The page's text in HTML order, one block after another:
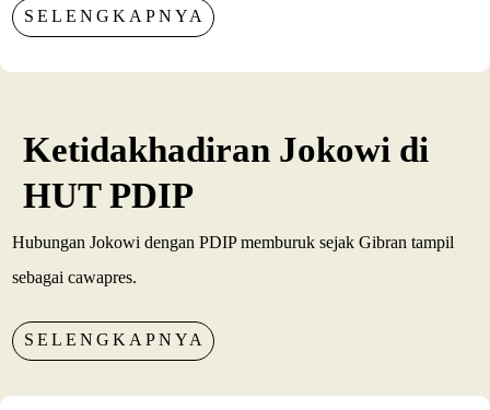
SELENGKAPNYA
Ketidakhadiran Jokowi di
HUT PDIP
Hubungan Jokowi dengan PDIP memburuk sejak Gibran tampil
sebagai cawapres.
SELENGKAPNYA